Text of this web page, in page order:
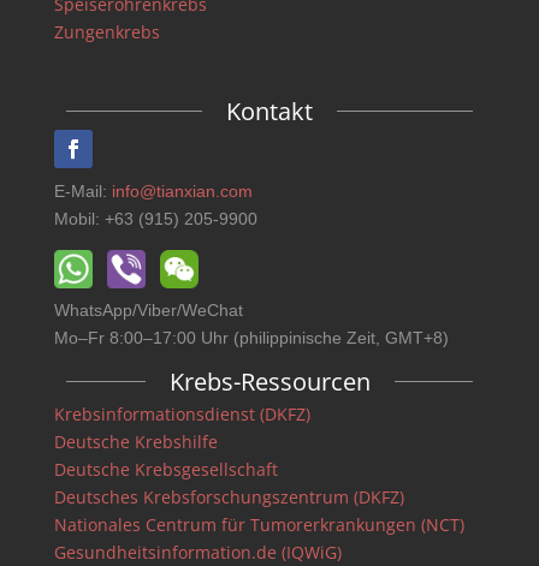
Zungenkrebs
Kontakt
E-Mail: info@tianxian.com
Mobil: +63 (915) 205-9900
WhatsApp/Viber/WeChat
Mo–Fr 8:00–17:00 Uhr (philippinische Zeit, GMT+8)
Krebs-Ressourcen
Krebsinformationsdienst (DKFZ)
Deutsche Krebshilfe
Deutsche Krebsgesellschaft
Deutsches Krebsforschungszentrum (DKFZ)
Nationales Centrum für Tumorerkrankungen (NCT)
Gesundheitsinformation.de (IQWiG)